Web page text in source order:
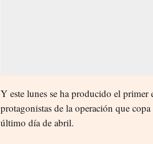
Y este lunes se ha producido el
protagonistas de la operación que
último día de abril.